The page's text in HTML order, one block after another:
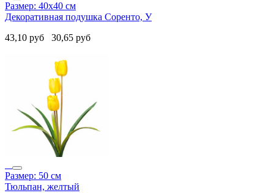
Размер: 40х40 см
Декоративная подушка Соренто, У
43,10 руб 30,65 руб
Размер: 50 см
Тюльпан, желтый